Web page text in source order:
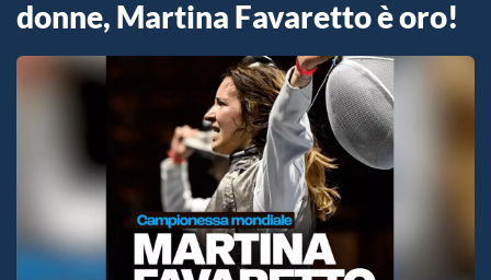
donne, Martina Favaretto è oro!